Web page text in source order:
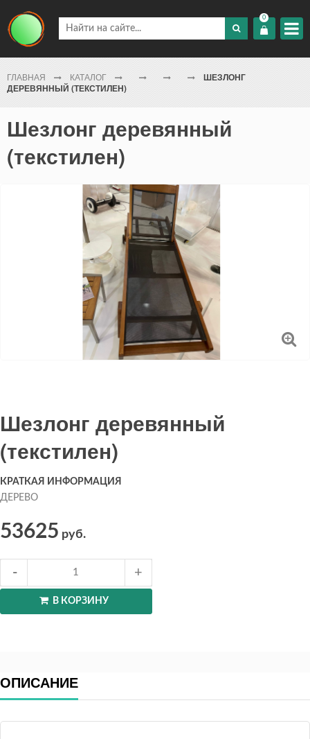
0
ГЛАВНАЯ КАТАЛОГ
ШЕЗЛОНГ
ДЕРЕВЯННЫЙ (ТЕКСТИЛЕН)
Шезлонг деревянный
(текстилен)
Шезлонг деревянный
(текстилен)
КРАТКАЯ ИНФОРМАЦИЯ
ДЕРЕВО
53625 руб.
В КОРЗИНУ
ОПИСАНИЕ